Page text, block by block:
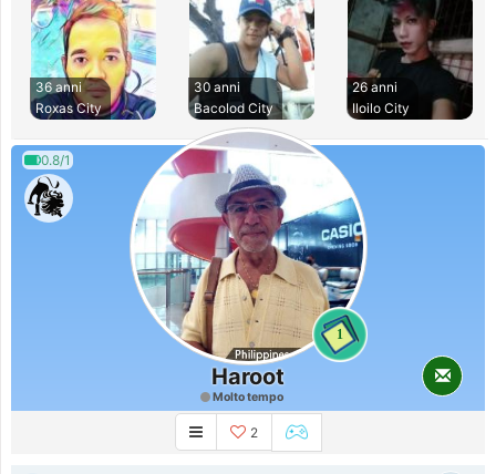
36 anni
Roxas City
30 anni
Bacolod City
26 anni
Iloilo City
0.8/1
1
Haroot
Molto tempo
2